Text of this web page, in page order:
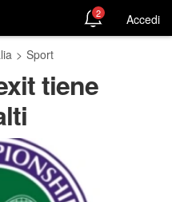
2 Accedi
> Sport
tiene